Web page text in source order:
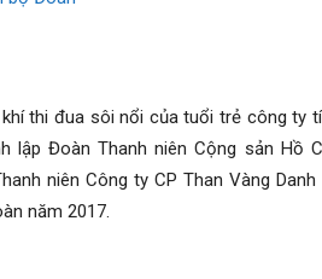
đua sôi nổi của tuổi trẻ công ty
lập Đoàn Thanh niên Cộng sản Hồ
niên Công ty CP Than Vàng
năm 2017.